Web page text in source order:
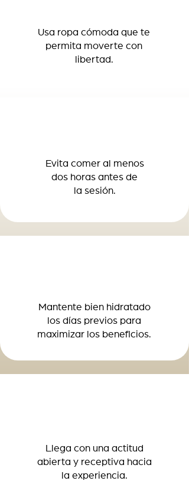
Usa ropa cómoda que te
permita moverte con
libertad.
Evita comer al menos
dos horas antes de
la sesión.
Mantente bien hidratado
los días previos para
maximizar los beneficios.
Llega con una actitud
abierta y receptiva hacia
la experiencia.